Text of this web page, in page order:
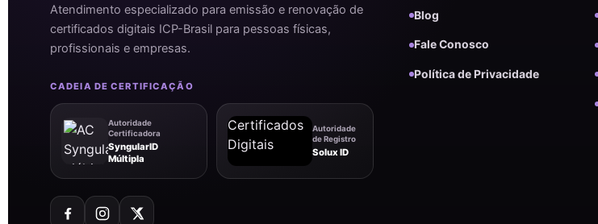
Atendimento especializado para emissão e renovação de
certificados digitais ICP-Brasil para pessoas físicas,
profissionais e empresas.
CADEIA DE CERTIFICAÇÃO
Autoridade
Certificadora
SyngularID
Múltipla
Autoridade
de Registro
Solux ID
Blog
Fale Conosco
Política de Privacidade